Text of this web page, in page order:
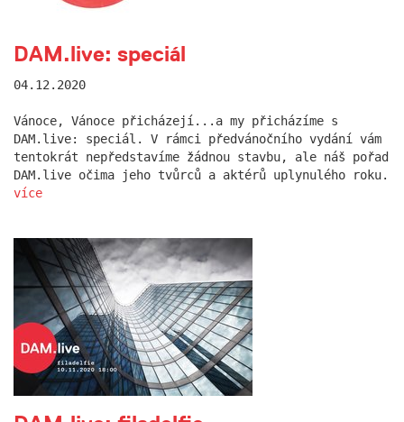
DAM.live: speciál
04.12.2020
Vánoce, Vánoce přicházejí...a my přicházíme s
DAM.live: speciál. V rámci předvánočního vydání vám
tentokrát nepředstavíme žádnou stavbu, ale náš pořad
DAM.live očima jeho tvůrců a aktérů uplynulého roku.
více